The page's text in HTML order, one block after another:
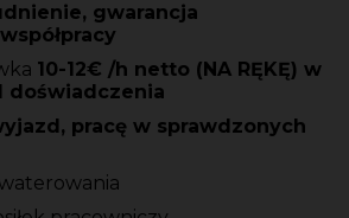
gwarancja
współpracy
10-12€ /h netto (NA RĘKĘ) w
doświadczenia
pracę w sprawdzonych